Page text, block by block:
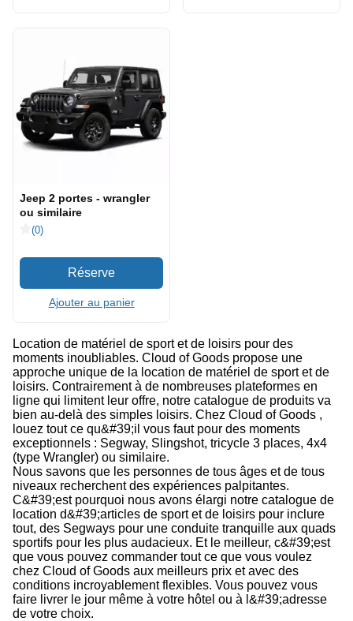
Jeep 2 portes - wrangler
ou similaire
(0)
Ajouter au panier
Location de matériel de sport et de loisirs pour des
moments inoubliables. Cloud of Goods propose une
approche unique de la location de matériel de sport et de
loisirs. Contrairement à de nombreuses plateformes en
ligne qui limitent leur offre, notre catalogue de produits va
bien au-delà des simples loisirs. Chez Cloud of Goods ,
louez tout ce qu&#39;il vous faut pour des moments
exceptionnels : Segway, Slingshot, tricycle 3 places, 4x4
(type Wrangler) ou similaire.
Nous savons que les personnes de tous âges et de tous
niveaux recherchent des expériences palpitantes.
C&#39;est pourquoi nous avons élargi notre catalogue de
location d&#39;articles de sport et de loisirs pour inclure
tout, des Segways pour une conduite tranquille aux quads
sportifs pour les plus audacieux. Et le meilleur, c&#39;est
que vous pouvez commander tout ce que vous voulez
chez Cloud of Goods aux meilleurs prix et avec des
conditions incroyablement flexibles. Vous pouvez vous
faire livrer le jour même à votre hôtel ou à l&#39;adresse
de votre choix.